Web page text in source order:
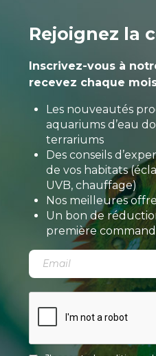
Rejoignez la
Inscrivez-vous à
recevez chaque
Les nouveautés
aquariums d’eau
terrariums
Des conseils
de vos habitats
UVB, chauffage)
Nos meilleures
Un bon de
première